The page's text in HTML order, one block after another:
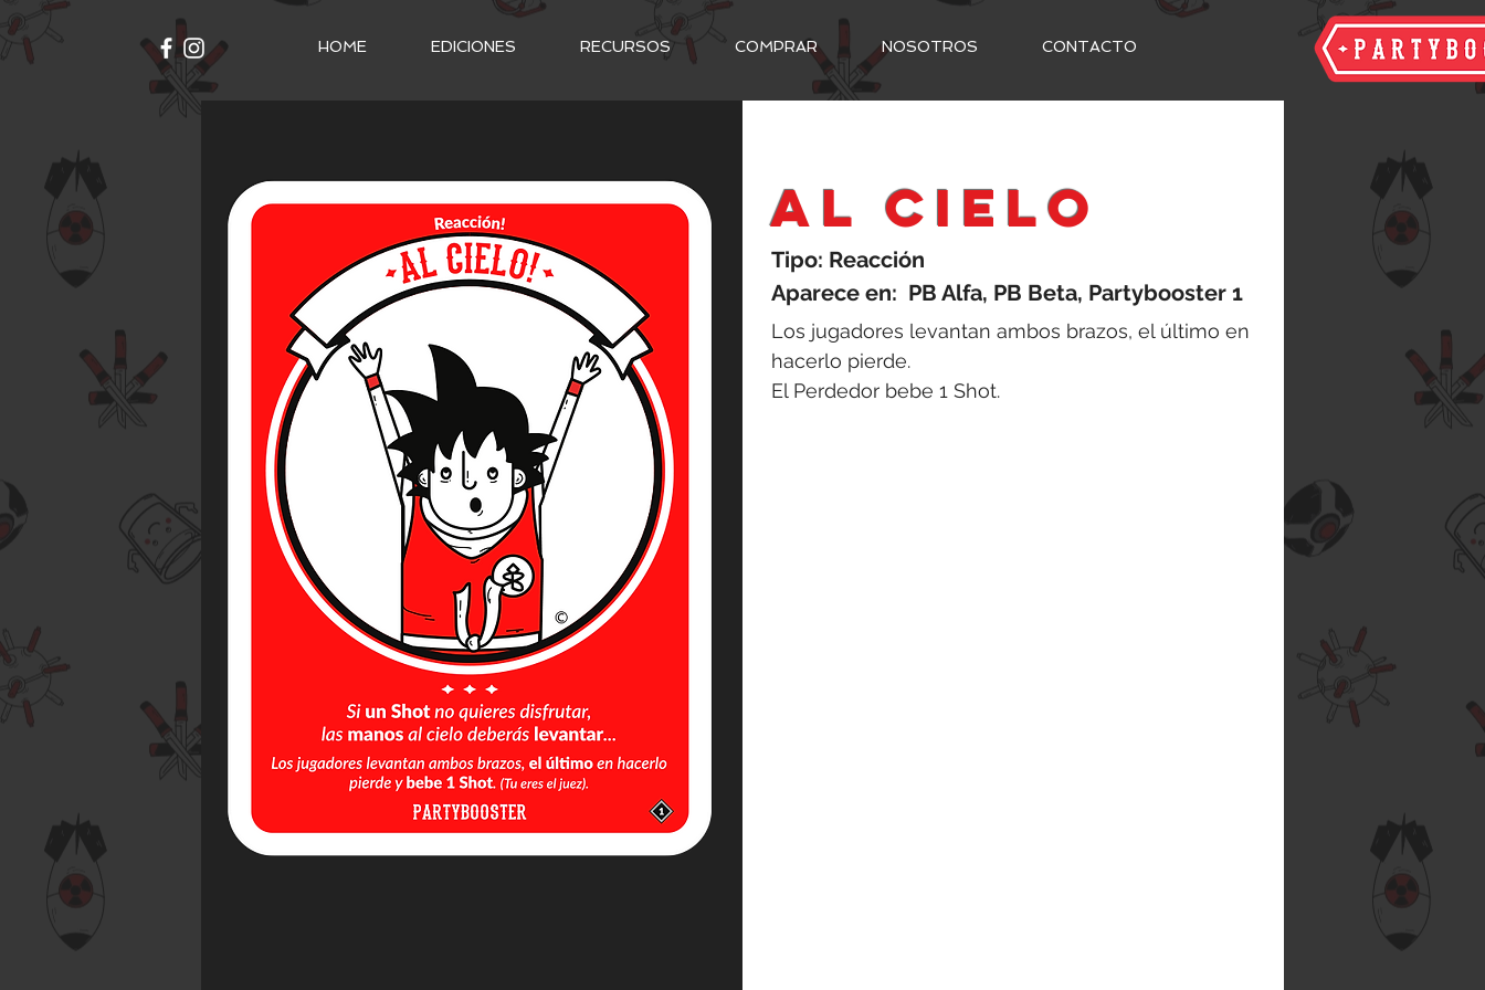
HOME EDICIONES RECURSOS COMPRAR NOSOTROS CONTACTO
AL CIELO
Tipo: Reacción
Aparece en: PB Alfa, PB Beta, Partybooster 1
Los jugadores levantan ambos brazos, el último en
hacerlo pierde.
El Perdedor bebe 1 Shot.